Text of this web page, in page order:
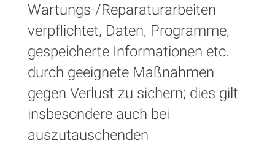
Wartungs-/Reparaturarbeiten
verpflichtet, Daten, Programme,
gespeicherte Informationen etc.
durch geeignete Maßnahmen
gegen Verlust zu sichern; dies gilt
insbesondere auch bei
auszutauschenden